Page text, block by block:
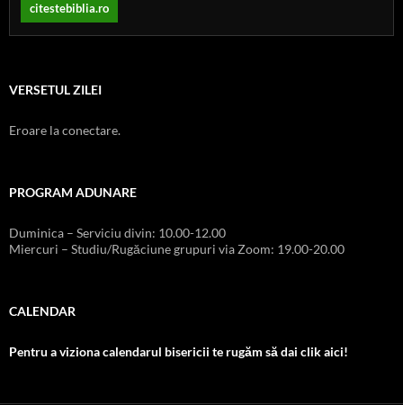
citestebiblia.ro
VERSETUL ZILEI
Eroare la conectare.
PROGRAM ADUNARE
Duminica – Serviciu divin: 10.00-12.00
Miercuri – Studiu/Rugăciune grupuri via Zoom: 19.00-20.00
CALENDAR
Pentru a viziona calendarul bisericii te rugăm să dai clik aici!